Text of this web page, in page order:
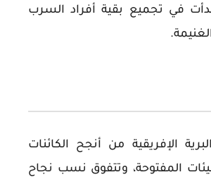
في تجميع بقية أفراد السرب
الإفريقية من أنجح الكائنات
المفتوحة، وتتفوق نسب نجاح